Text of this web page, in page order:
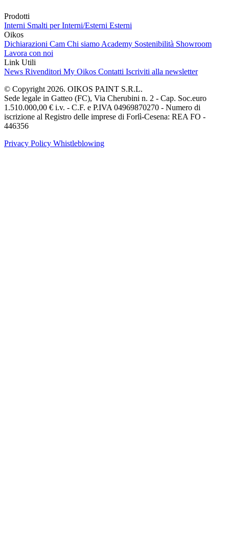
Prodotti
Interni Smalti per Interni/Esterni Esterni
Oikos
Dichiarazioni Cam Chi siamo Academy Sostenibilità Showroom
Lavora con noi
Link Utili
News Rivenditori My Oikos Contatti Iscriviti alla newsletter
© Copyright 2026. OIKOS PAINT S.R.L.
Sede legale in Gatteo (FC), Via Cherubini n. 2 - Cap. Soc.euro
1.510.000,00 € i.v. - C.F. e P.IVA 04969870270 - Numero di
iscrizione al Registro delle imprese di Forlì-Cesena: REA FO -
446356
Privacy Policy Whistleblowing